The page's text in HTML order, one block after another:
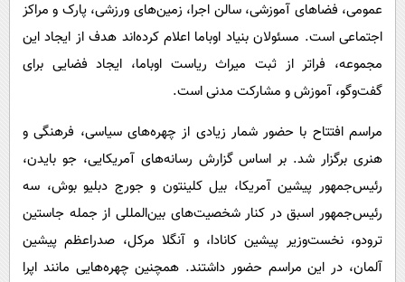
عمومی، فضاهای آموزشی، سالن اجرا، زمین‌های ورزشی، پارک و مراکز
اجتماعی است. مسئولان بنیاد اوباما اعلام کرده‌اند هدف از ایجاد این
مجموعه، فراتر از ثبت میراث ریاست‌ اوباما، ایجاد فضایی برای
گفت‌وگو، آموزش و مشارکت مدنی است.
مراسم افتتاح با حضور شمار زیادی از چهره‌های سیاسی، فرهنگی و
هنری برگزار شد. بر اساس گزارش رسانه‌های آمریکایی، جو بایدن،
رئیس‌جمهور پیشین آمریکا، بیل کلینتون و جورج دبلیو بوش، سه
رئیس‌جمهور اسبق در کنار شخصیت‌های بین‌المللی از جمله جاستین
ترودو، نخست‌وزیر پیشین کانادا، و آنگلا مرکل، صدراعظم پیشین
آلمان، در این مراسم حضور داشتند. همچنین چهره‌هایی مانند اپرا